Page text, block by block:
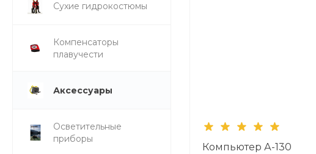
Сухие гидрокостюмы
Компенсаторы
плавучести
Аксессуары
Осветительные
приборы
Компьютер А-130